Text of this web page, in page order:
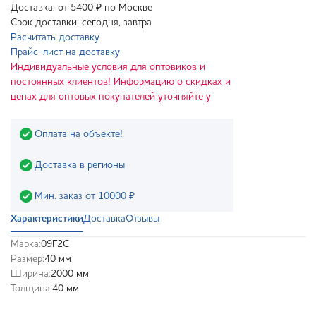
Доставка: от 5400 ₽ по Москве
Срок доставки: сегодня, завтра
Расчитать доставку
Прайс-лист на доставку
Индивидуальные условия для оптовиков и
постоянных клиентов! Информацию о скидках и
ценах для оптовых покупателей уточняйте у
Оплата на объекте!
Доставка в регионы
Мин. заказ от 10000 ₽
ХарактеристикиДоставкаОтзывы
Марка:09Г2С
Размер:40 мм
Ширина:2000 мм
Толщина:40 мм